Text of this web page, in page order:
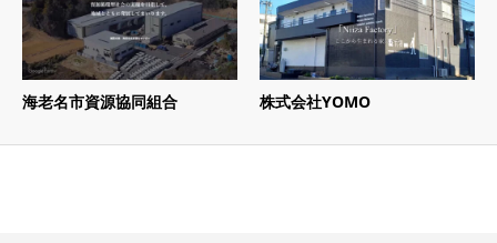
海老名市資源協同組合 株式会社YOMO